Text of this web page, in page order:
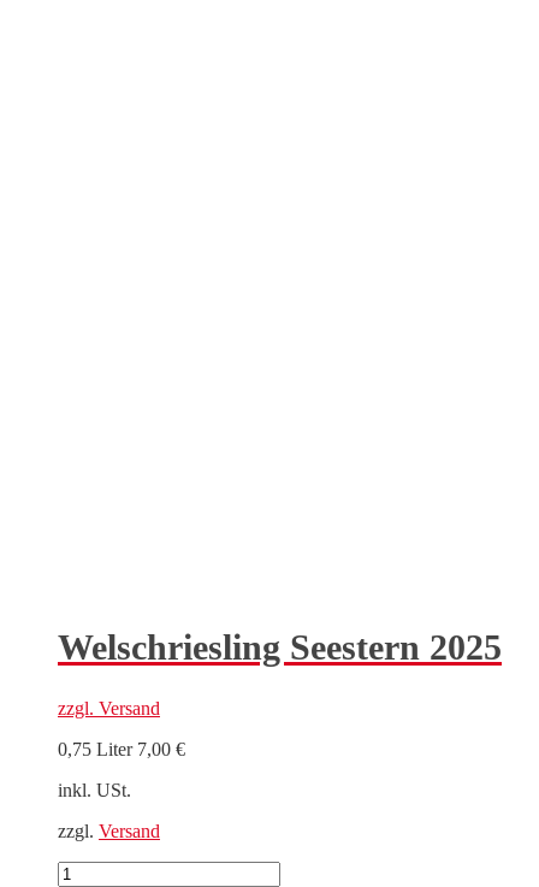
Welschriesling Seestern 2025
zzgl. Versand
0,75 Liter 7,00 €
inkl. USt.
zzgl. Versand
Welschriesling